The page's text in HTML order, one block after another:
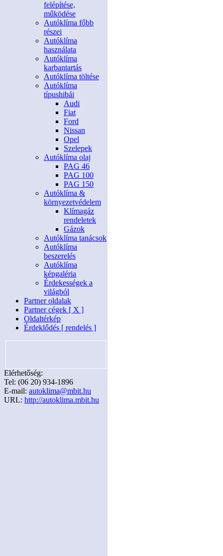
felépítése,
működése
Autóklíma főbb
részei
Autóklíma
használata
Autóklíma
karbantartás
Autóklíma töltése
Autóklíma
típushibái
Audi
Fiat
Ford
Nissan
Opel
Szelepek
Autóklíma olaj
PAG 46
PAG 100
PAG 150
Autóklíma &
környezetvédelem
Klímagáz
rendeletek
Gázok
Autóklíma tanácsok
Autóklíma
beszerelés
Autóklíma
képgaléria
Érdekességek a
világból
Partner oldalak
Partner cégek [ X ]
Oldaltérkép
Érdeklődés [ rendelés ]
Elérhetőség:
Tel: (06 20) 934-1896
E-mail: autoklima@mbit.hu
URL: http://autoklima.mbit.hu